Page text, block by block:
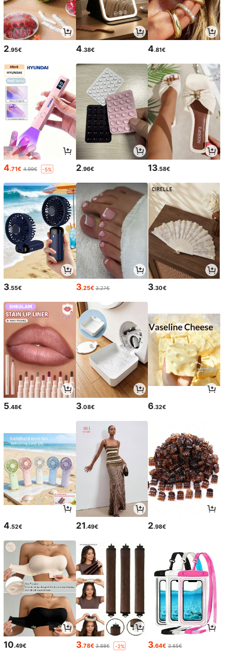
2.95€ 4.38€ 4.81€
4.71€ 4.99€ -5% 2.96€ 13.58€
3.55€ 3.25€ 3.27€ 3.30€
5.48€ 3.08€ 6.32€
4.52€ 21.49€ 2.98€
10.49€ 3.78€ 3.88€ -2% 3.64€ 3.65€